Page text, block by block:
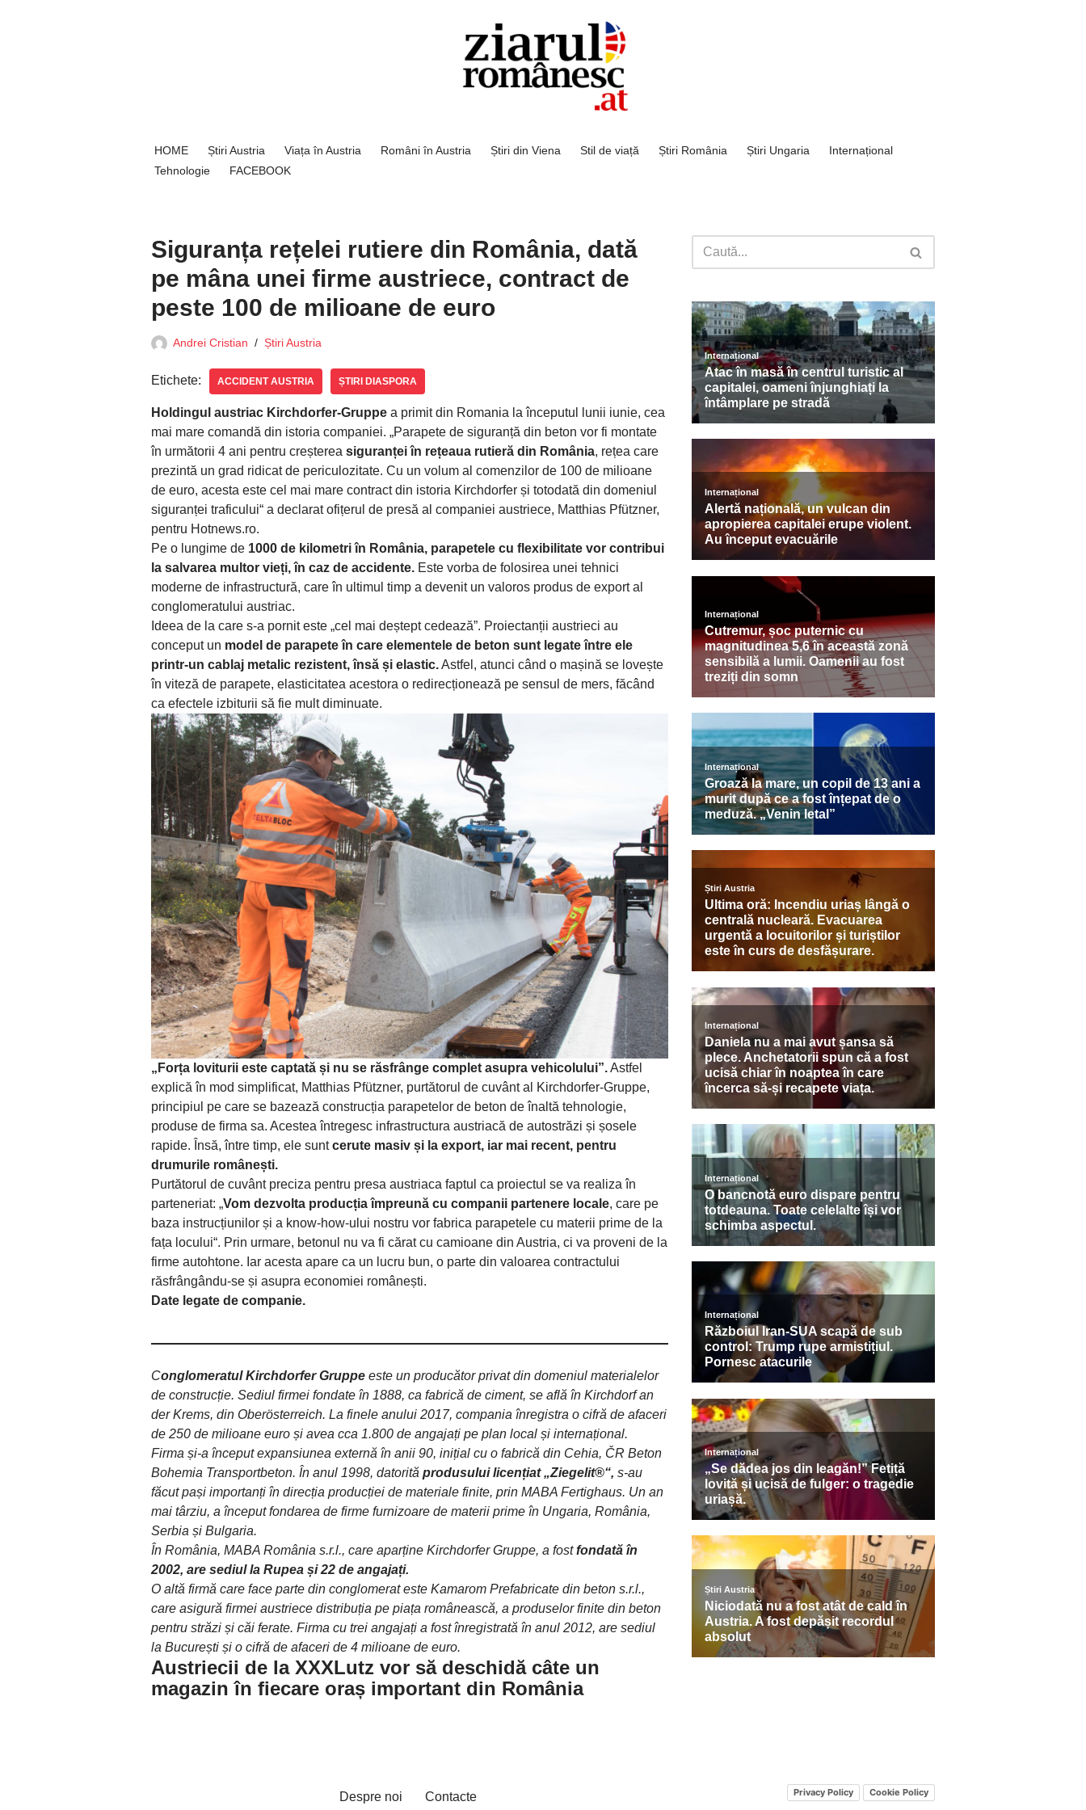
HOME Știri Austria Viața în Austria Români în Austria Știri din Viena Stil de viață Știri România Știri Ungaria
Internațional
Tehnologie
FACEBOOK
Siguranța rețelei rutiere din România, dată
pe mâna unei firme austriece, contract de
peste 100 de milioane de euro
Andrei Cristian Știri Austria
Etichete: ACCIDENT AUSTRIA ȘTIRI DIASPORA
Holdingul austriac Kirchdorfer-Gruppe a primit din Romania la începutul lunii iunie, cea
mai mare comandă din istoria companiei. „Parapete de siguranță din beton vor fi montate
în următorii 4 ani pentru creșterea siguranței în rețeaua rutieră din România, rețea care
prezintă un grad ridicat de periculozitate. Cu un volum al comenzilor de 100 de milioane
de euro, acesta este cel mai mare contract din istoria Kirchdorfer și totodată din domeniul
siguranței traficului“ a declarat ofițerul de presă al companiei austriece, Matthias Pfützner,
pentru Hotnews.ro.
Pe o lungime de 1000 de kilometri în România, parapetele cu flexibilitate vor contribui
la salvarea multor vieți, în caz de accidente. Este vorba de folosirea unei tehnici
moderne de infrastructură, care în ultimul timp a devenit un valoros produs de export al
conglomeratului austriac.
Ideea de la care s-a pornit este „cel mai deștept cedează”. Proiectanții austrieci au
conceput un model de parapete în care elementele de beton sunt legate între ele
printr-un cablaj metalic rezistent, însă și elastic.Astfel, atunci când o mașină se lovește
în viteză de parapete, elasticitatea acestora o redirecționează pe sensul de mers, făcând
ca efectele izbiturii să fie mult diminuate.
„Forța loviturii este captată și nu se răsfrânge complet asupra vehicolului”.Astfel
explică în mod simplificat, Matthias Pfützner, purtătorul de cuvânt al Kirchdorfer-Gruppe,
principiul pe care se bazează construcția parapetelor de beton de înaltă tehnologie,
produse de firma sa. Acestea întregesc infrastructura austriacă de autostrăzi și șosele
rapide. Însă, între timp, ele suntcerute masiv și la export, iar mai recent, pentru
drumurile românești.
Purtătorul de cuvânt preciza pentru presa austriaca faptul ca proiectul se va realiza în
parteneriat: „Vom dezvolta producția împreună cu companii partenere locale, care pe
baza instrucțiunilor și a know-how-ului nostru vor fabrica parapetele cu materii prime de la
fața locului“. Prin urmare, betonul nu va fi cărat cu camioane din Austria, ci va proveni de la
firme autohtone. Iar acesta apare ca un lucru bun, o parte din valoarea contractului
răsfrângându-se și asupra economiei românești.
Date legate de companie.
Conglomeratul Kirchdorfer Gruppe este un producător privat din domeniul materialelor
de construcție. Sediul firmei fondate în 1888, ca fabrică de ciment, se află în Kirchdorf an
der Krems, din Oberösterreich. La finele anului 2017, compania înregistra o cifră de afaceri
de 250 de milioane euro și avea cca 1.800 de angajați pe plan local și internațional.
Firma și-a început expansiunea externă în anii 90, inițial cu o fabrică din Cehia, ČR Beton
Bohemia Transportbeton. În anul 1998, datorită produsului licențiat „Ziegelit®“, s-au
făcut pași importanți în direcția producției de materiale finite, prin MABA Fertighaus. Un an
mai târziu, a început fondarea de firme furnizoare de materii prime în Ungaria, România,
Serbia și Bulgaria.
În România, MABA România s.r.l., care aparține Kirchdorfer Gruppe, a fostfondată în
2002, are sediul la Rupea și 22 de angajați.
O altă firmă care face parte din conglomerat este Kamarom Prefabricate din beton s.r.l.,
care asigură firmei austriece distribuția pe piața românească, a produselor finite din beton
pentru străzi și căi ferate. Firma cu trei angajați a fost înregistrată în anul 2012, are sediul
la București și o cifră de afaceri de 4 milioane de euro.
Austriecii de la XXXLutz vor să deschidă câte un
magazin în fiecare oraș important din România
Despre noi Contacte Privacy Policy Cookie Policy